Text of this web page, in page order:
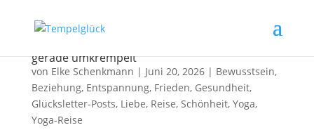
gerade umkrempelt
von Elke Schenkmann | Juni 20, 2026| Bewusstsein,
Beziehung, Entspannung, Frieden, Gesundheit,
Glücksletter-Posts, Liebe, Reise, Schönheit, Yoga,
Yoga-Reise